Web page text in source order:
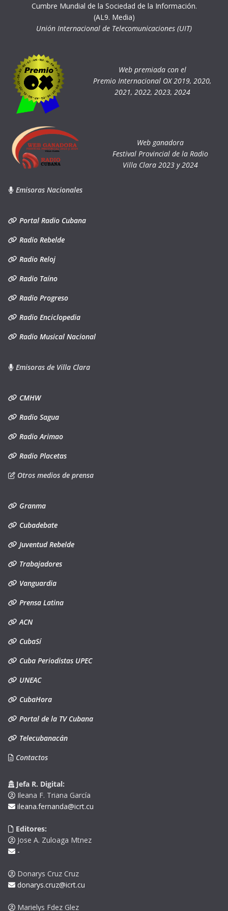
Cumbre Mundial de la Sociedad de la Información.
(AL9. Media)
Unión Internacional de Telecomunicaciones (UIT)
Web premiada con el
Premio Internacional OX 2019, 2020,
2021, 2022, 2023, 2024
Web ganadora
Festival Provincial de la Radio
Villa Clara 2023 y 2024
Emisoras Nacionales
Portal Radio Cubana
Radio Rebelde
Radio Reloj
Radio Taíno
Radio Progreso
Radio Enciclopedia
Radio Musical Nacional
Emisoras de Villa Clara
CMHW
Radio Sagua
Radio Arimao
Radio Placetas
Otros medios de prensa
Granma
Cubadebate
Juventud Rebelde
Trabajadores
Vanguardia
Prensa Latina
ACN
CubaSí
Cuba Periodistas UPEC
UNEAC
CubaHora
Portal de la TV Cubana
Telecubanacán
Contactos
Jefa R. Digital:
Ileana F. Triana García
ileana.fernanda@icrt.cu
Editores:
Jose A. Zuloaga Mtnez
-
Donarys Cruz Cruz
donarys.cruz@icrt.cu
Marielys Fdez Glez